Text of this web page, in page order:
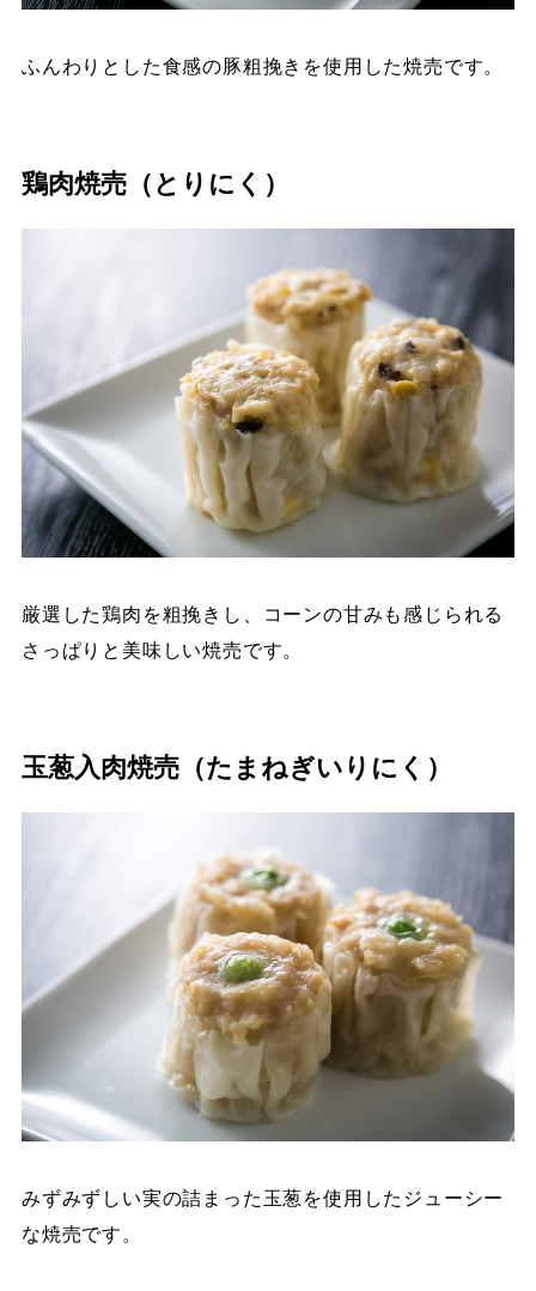
ふんわりとした食感の豚粗挽きを使用した焼売です。
鶏肉焼売（とりにく）
厳選した鶏肉を粗挽きし、コーンの甘みも感じられる
さっぱりと美味しい焼売です。
玉葱入肉焼売（たまねぎいりにく）
みずみずしい実の詰まった玉葱を使用したジューシー
な焼売です。